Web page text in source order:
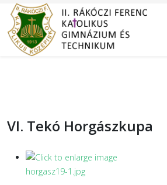
VI. Tekó Horgászkupa